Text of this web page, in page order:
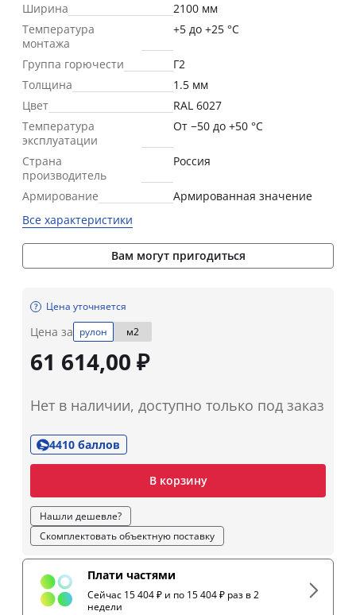
Ширина
2100 мм
Температура
монтажа
+5 до +25 °С
Группа горючести
Г2
Толщина
1.5 мм
Цвет
RAL 6027
Температура
эксплуатации
От −50 до +50 °С
Страна
производитель
Россия
Армирование
Армированная значение
Все характеристики
Вам могут пригодиться
Цена уточняется
Цена за рулон м2
61 614,00 ₽
Нет в наличии, доступно только под заказ
4410 баллов
В корзину
Нашли дешевле?
Скомплектовать объектную поставку
Плати частями
Сейчас 15 404 ₽ и по 15 404 ₽ раз в 2
недели